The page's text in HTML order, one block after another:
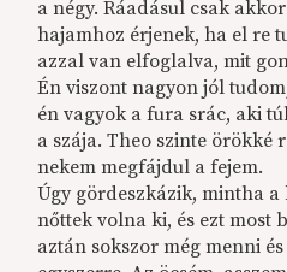
a négy. Ráadásul csak
hajamhoz érjenek, ha el re
azzal van elfoglalva, mit
Én viszont nagyon jól
én vagyok a fura srác, aki
a szája. Theo szinte örökké
nekem megfájdul a fejem.
Úgy gördeszkázik, mintha
nőttek volna ki, és ezt most
aztán sokszor még menni